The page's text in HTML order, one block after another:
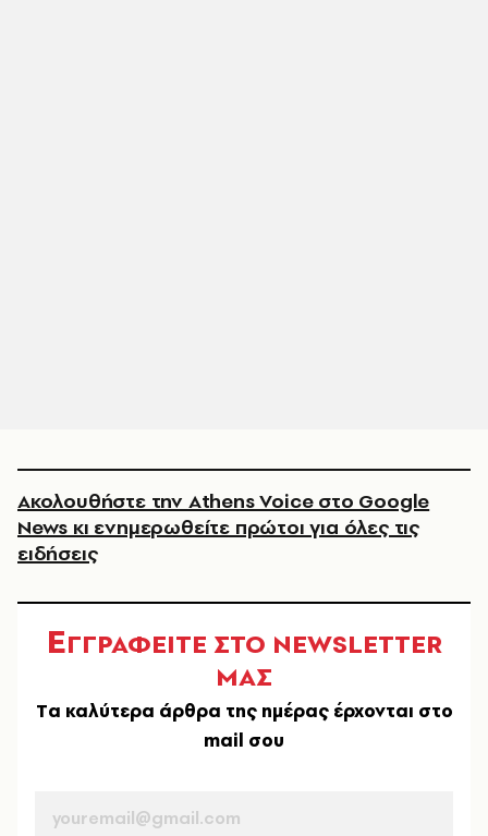
Ακολουθήστε την Athens Voice στο Google
News κι ενημερωθείτε πρώτοι για όλες τις
ειδήσεις
ΕΓΓΡΑΦΕΙΤΕ ΣΤΟ NEWSLETTER
ΜΑΣ
Tα καλύτερα άρθρα της ημέρας έρχονται στο
mail σου